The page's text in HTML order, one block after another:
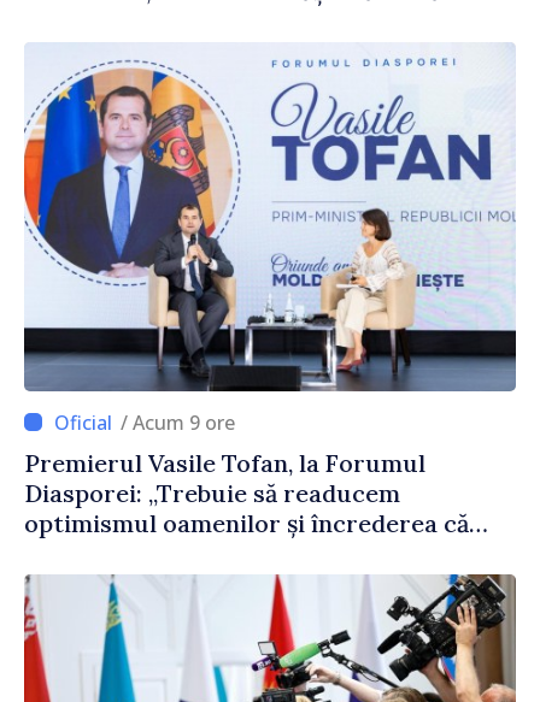
/ Acum 9 ore
Premierul Vasile Tofan, la Forumul
Diasporei: „Trebuie să readucem
optimismul oamenilor și încrederea că
corectă”